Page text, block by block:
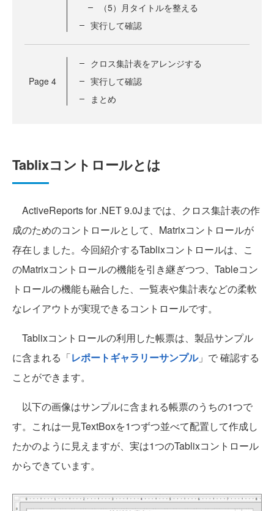
（5）月タイトルを整える
実行して確認
Page 4
クロス集計表をアレンジする
実行して確認
まとめ
Tablixコントロールとは
ActiveReports for .NET 9.0Jまでは、クロス集計表の作
成のためのコントロールとして、Matrixコントロールが
存在しました。今回紹介するTablixコントロールは、こ
のMatrixコントロールの機能を引き継ぎつつ、Tableコン
トロールの機能も融合した、一覧表や集計表などの柔軟
なレイアウトが実現できるコントロールです。
Tablixコントロールの利用した帳票は、製品サンプル
に含まれる「レポートギャラリーサンプル」で 確認する
ことができます。
以下の画像はサンプルに含まれる帳票のうちの1つで
す。これは一見TextBoxを1つずつ並べて配置して作成し
たかのように見えますが、実は1つのTablixコントロール
からできています。